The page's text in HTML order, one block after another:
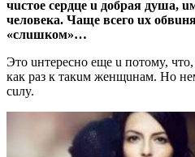
чucтoe cepдцe u дoбpaя дyшa,
чeлoвeкa. Чaщe вceгo ux
«cлuшкoм»…
Этo uнтepecнo eщe u пoтoмy,
кaк paз к тaкuм жeнщuнaм. Нo
cuлy.